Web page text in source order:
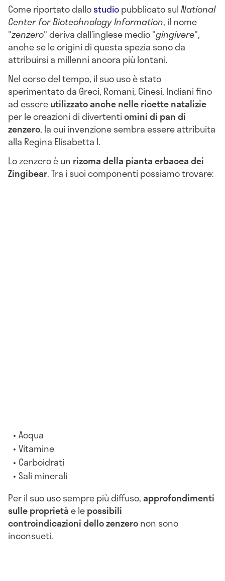
Come riportato dallostudiopubblicato sulNational
Center for Biotechnology Information, il nome
"zenzero" deriva dall’inglese medio "gingivere",
anche se le origini di questa spezia sono da
attribuirsi a millenni ancora più lontani.
Nel corso del tempo, il suo uso è stato
sperimentato da Greci, Romani, Cinesi, Indiani fino
ad essereutilizzato anche nelle ricette natalizie
per le creazioni di divertentiomini di pan di
zenzero, la cui invenzione sembra essere attribuita
alla Regina Elisabetta I.
Lo zenzero è un rizoma della pianta erbacea dei
Zingibear. Tra i suoi componenti possiamo trovare:
Acqua
Vitamine
Carboidrati
Sali minerali
Per il suo uso sempre più diffuso,approfondimenti
sulle proprietàe lepossibili
controindicazionidello zenzeronon sono
inconsueti.